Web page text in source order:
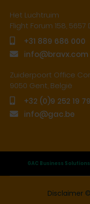
Het Luchtruim
Flight Forum 158, 5657
+31 889 686 000
info@bravx.com
Zuiderpoort Office
9050 Gent, België
+32 (0)9 252 19 79
info@gac.be
GAC Business Solutions
Disclaimer